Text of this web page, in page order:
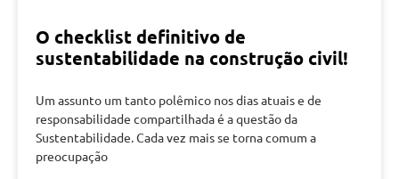
O checklist definitivo de
sustentabilidade na construção civil!
Um assunto um tanto polêmico nos dias atuais e de
responsabilidade compartilhada é a questão da
Sustentabilidade. Cada vez mais se torna comum a
preocupação